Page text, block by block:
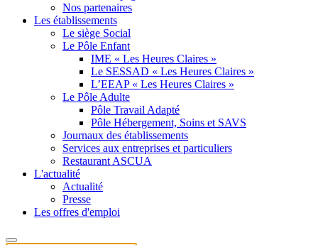
Nos partenaires
Les établissements
Le siège Social
Le Pôle Enfant
IME « Les Heures Claires »
Le SESSAD « Les Heures Claires »
L’EEAP « Les Heures Claires »
Le Pôle Adulte
Pôle Travail Adapté
Pôle Hébergement, Soins et SAVS
Journaux des établissements
Services aux entreprises et particuliers
Restaurant ASCUA
L'actualité
Actualité
Presse
Les offres d'emploi